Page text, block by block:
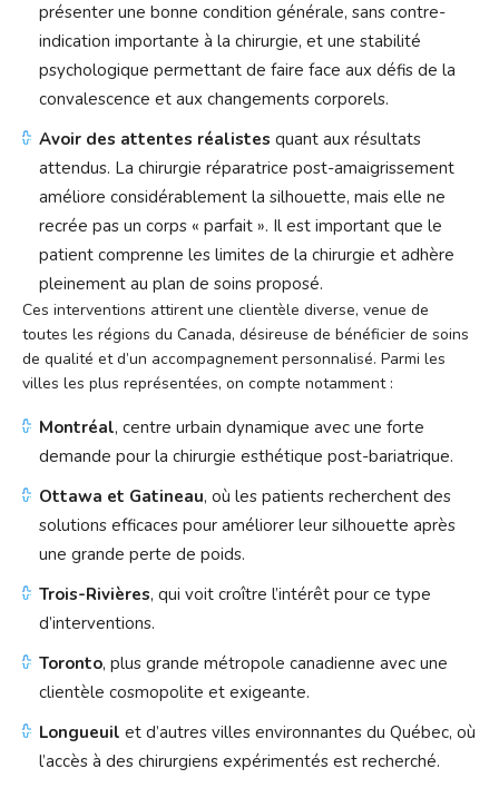
présenter une bonne condition générale, sans contre-
indication importante à la chirurgie, et une stabilité
psychologique permettant de faire face aux défis de la
convalescence et aux changements corporels.
Avoir des attentes réalistes quant aux résultats
attendus. La chirurgie réparatrice post-amaigrissement
améliore considérablement la silhouette, mais elle ne
recrée pas un corps « parfait ». Il est important que le
patient comprenne les limites de la chirurgie et adhère
pleinement au plan de soins proposé.
Ces interventions attirent une clientèle diverse, venue de
toutes les régions du Canada, désireuse de bénéficier de soins
de qualité et d’un accompagnement personnalisé. Parmi les
villes les plus représentées, on compte notamment :
Montréal, centre urbain dynamique avec une forte
demande pour la chirurgie esthétique post-bariatrique.
Ottawa et Gatineau, où les patients recherchent des
solutions efficaces pour améliorer leur silhouette après
une grande perte de poids.
Trois-Rivières, qui voit croître l’intérêt pour ce type
d’interventions.
Toronto, plus grande métropole canadienne avec une
clientèle cosmopolite et exigeante.
Longueuil et d’autres villes environnantes du Québec, où
l’accès à des chirurgiens expérimentés est recherché.